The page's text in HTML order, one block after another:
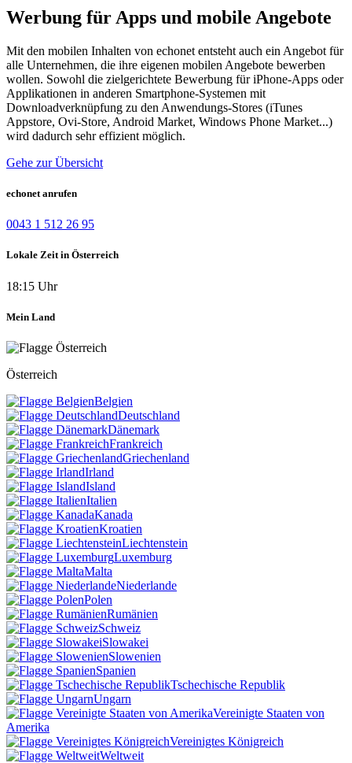
Werbung für Apps und mobile Angebote
Mit den mobilen Inhalten von echonet entsteht auch ein Angebot für
alle Unternehmen, die ihre eigenen mobilen Angebote bewerben
wollen. Sowohl die zielgerichtete Bewerbung für iPhone-Apps oder
Applikationen in anderen Smartphone-Systemen mit
Downloadverknüpfung zu den Anwendungs-Stores (iTunes
Appstore, Ovi-Store, Android Market, Windows Phone Market...)
wird dadurch sehr effizient möglich.
Gehe zur Übersicht
echonet anrufen
0043 1 512 26 95
Lokale Zeit in Österreich
18:15 Uhr
Mein Land
Österreich
Belgien
Deutschland
Dänemark
Frankreich
Griechenland
Irland
Island
Italien
Kanada
Kroatien
Liechtenstein
Luxemburg
Malta
Niederlande
Polen
Rumänien
Schweiz
Slowakei
Slowenien
Spanien
Tschechische Republik
Ungarn
Vereinigte Staaten von
Amerika
Vereinigtes Königreich
Weltweit